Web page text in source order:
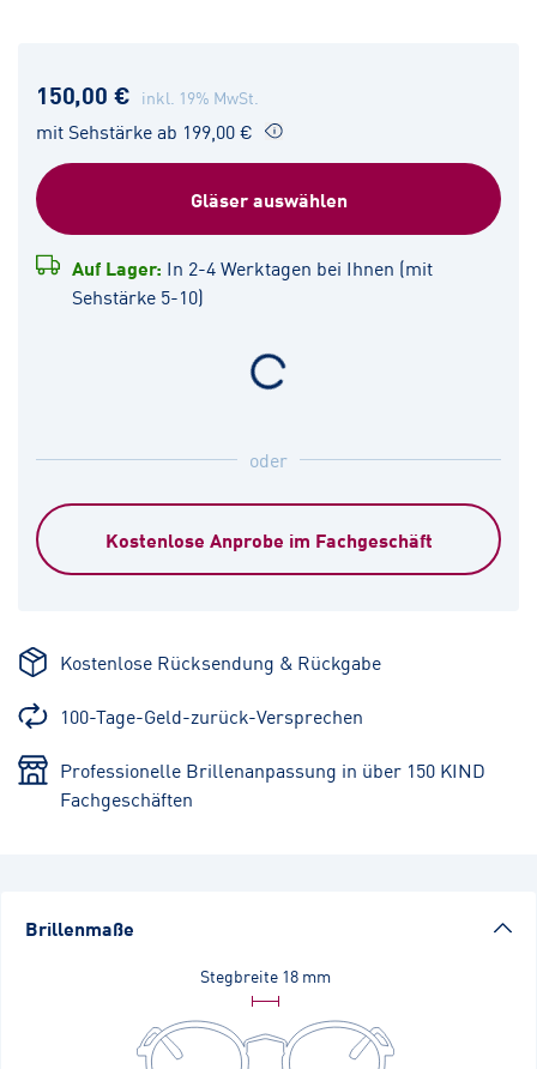
150,00 € inkl. 19% MwSt.
mit Sehstärke ab 199,00 €
Gläser auswählen
Auf Lager: In 2-4 Werktagen bei Ihnen (mit
Sehstärke 5-10)
oder
Kostenlose Anprobe im Fachgeschäft
Kostenlose Rücksendung & Rückgabe
100-Tage-Geld-zurück-Versprechen
Professionelle Brillenanpassung in über 150 KIND
Fachgeschäften
Brillenmaße
Stegbreite 18 mm